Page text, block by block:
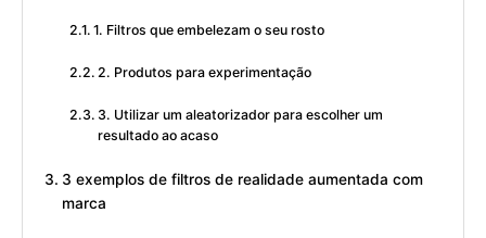
1. Filtros que embelezam o seu rosto
2. Produtos para experimentação
3. Utilizar um aleatorizador para escolher um
resultado ao acaso
3 exemplos de filtros de realidade aumentada com
marca